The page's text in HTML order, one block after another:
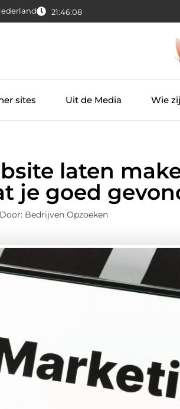
21:46:09
sites Uit de Media Wie
laten
je goed
Bedrijven Opzoeken